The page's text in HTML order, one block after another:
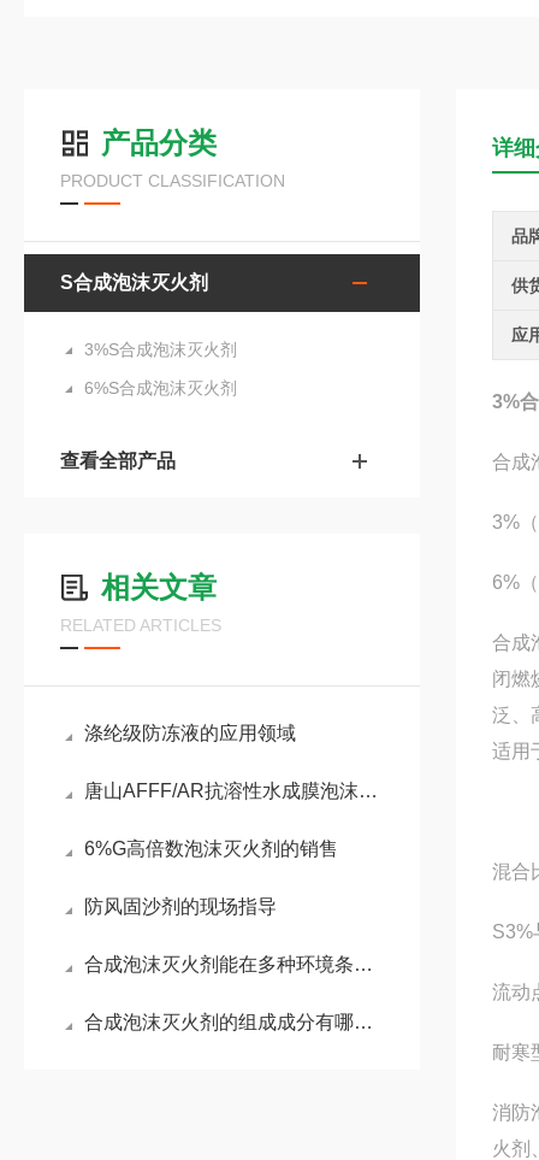
产品分类
PRODUCT CLASSIFICATION
S合成泡沫灭火剂
3%S合成泡沫灭火剂
6%S合成泡沫灭火剂
查看全部产品
相关文章
RELATED ARTICLES
涤纶级防冻液的应用领域
唐山AFFF/AR抗溶性水成膜泡沫灭火剂的检测报告
6%G高倍数泡沫灭火剂的销售
防风固沙剂的现场指导
合成泡沫灭火剂能在多种环境条件下保持稳定
合成泡沫灭火剂的组成成分有哪些？
详
品
供
应
3%
合成
3%
6%
合成
闭燃
泛、
适用
混合
S3%
流动
耐寒
消防
火剂